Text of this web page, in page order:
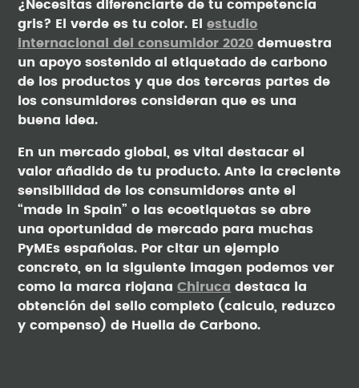
¿Necesitas diferenciarte de tu competencia
gris? El verde es tu color. Elestudio
internacional del consumidor 2020 demuestra
un apoyo sostenido al etiquetado de carbono
de los productos y que dos terceras partes de
los consumidores consideran que es una
buena idea.
En un mercado global, es vital destacar el
valor añadido de tu producto. Ante la creciente
sensibilidad de los consumidores ante el
“made in Spain” o las ecoetiquetas se abre
una oportunidad de mercado para muchas
PyMEs españolas. Por citar un ejemplo
concreto, en la siguiente imagen podemos ver
como la marca riojanaChiruca destaca la
obtención del sello completo (calculo, reduzco
y compenso) de Huella de Carbono.